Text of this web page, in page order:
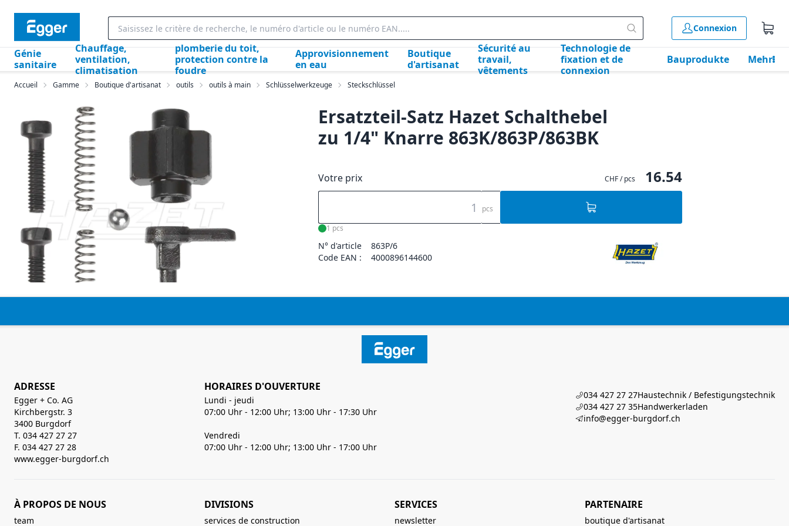
Connexion
Génie
sanitaire
Chauffage,
ventilation,
climatisation
plomberie du toit,
protection contre la
foudre
Approvisionnement
en eau
Boutique
d'artisanat
Sécurité au
travail,
vêtements
Technologie de
fixation et de
connexion
Bauprodukte Mehr
Accueil Gamme Boutique d'artisanat outils outils à main Schlüsselwerkzeuge Steckschlüssel
Ersatzteil-Satz Hazet Schalthebel
zu 1/4" Knarre 863K/863P/863BK
Votre prix CHF / pcs 16.54
pcs
1 pcs
N° d'article
863P/6
Code EAN :
4000896144600
ADRESSE
Egger + Co. AG
Kirchbergstr. 3
3400 Burgdorf
T. 034 427 27 27
F. 034 427 27 28
www.egger-burgdorf.ch
HORAIRES D'OUVERTURE
Lundi - jeudi
07:00 Uhr - 12:00 Uhr; 13:00 Uhr - 17:30 Uhr
Vendredi
07:00 Uhr - 12:00 Uhr; 13:00 Uhr - 17:00 Uhr
034 427 27 27Haustechnik / Befestigungstechnik
034 427 27 35Handwerkerladen
info@egger-burgdorf.ch
À PROPOS DE NOUS
team
DIVISIONS
services de construction
SERVICES
newsletter
PARTENAIRE
boutique d'artisanat